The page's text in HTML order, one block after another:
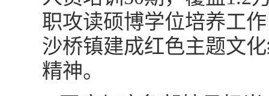
职攻读硕博学位培养工
沙桥镇建成红色主题文
精神。